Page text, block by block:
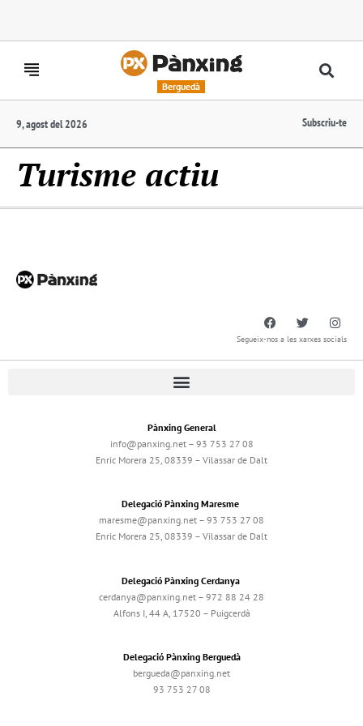
Berguedà
9, agost del 2026 Subscriu-te
Turisme actiu
Segueix-nos a les xarxes socials
Pànxing General
info@panxing.net – 93 753 27 08
Enric Morera 25, 08339 – Vilassar de Dalt
Delegació Pànxing Maresme
maresme@panxing.net – 93 753 27 08
Enric Morera 25, 08339 – Vilassar de Dalt
Delegació Pànxing Cerdanya
cerdanya@panxing.net – 972 88 24 28
Alfons I, 44 A, 17520 – Puigcerdà
Delegació Pànxing Berguedà
bergueda@panxing.net
93 753 27 08